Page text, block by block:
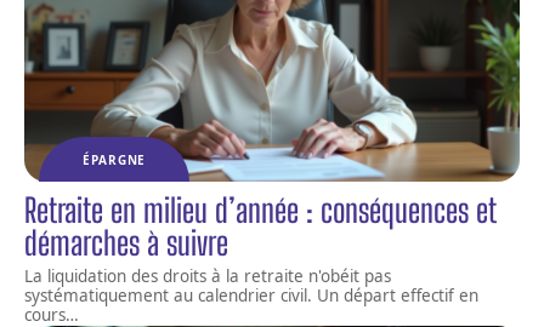
ÉPARGNE
Retraite en milieu d’année : conséquences et
démarches à suivre
La liquidation des droits à la retraite n'obéit pas
systématiquement au calendrier civil. Un départ effectif en
cours…